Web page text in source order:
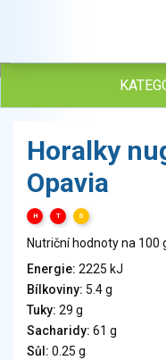
Vejce
Mléko
Mléčné výrobky
Sýry
Veganské a
Tuky
Obiloviny, mouka,
Chléb, pečivo, křehké
Přílohy
Horalky
Opavia
H T S
Nutriční hodnoty na 100
Energie: 2225 kJ
Bílkoviny: 5.4 g
Tuky: 29 g
Sacharidy: 61 g
Sůl: 0.25 g